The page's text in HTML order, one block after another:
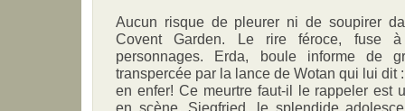
Aucun risque de pleurer ni de soupirer
Covent Garden. Le rire féroce, fuse
personnages. Erda, boule informe de
transpercée par la lance de Wotan qui lui dit
en enfer! Ce meurtre faut-il le rappeler est
en scène. Siegfried, le splendide